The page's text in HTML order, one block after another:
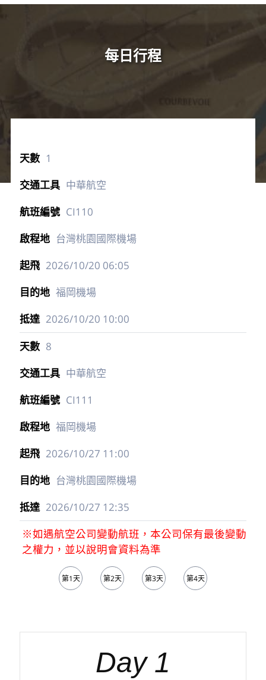
每日行程
1
中華航空
CI110
台灣桃園國際機場
2026/10/20 06:05
福岡機場
2026/10/20 10:00
8
中華航空
CI111
福岡機場
2026/10/27 11:00
台灣桃園國際機場
2026/10/27 12:35
※如遇航空公司變動航班，本公司保有最後變動
之權力，並以說明會資料為準
第1天 第2天 第3天 第4天
Day 1